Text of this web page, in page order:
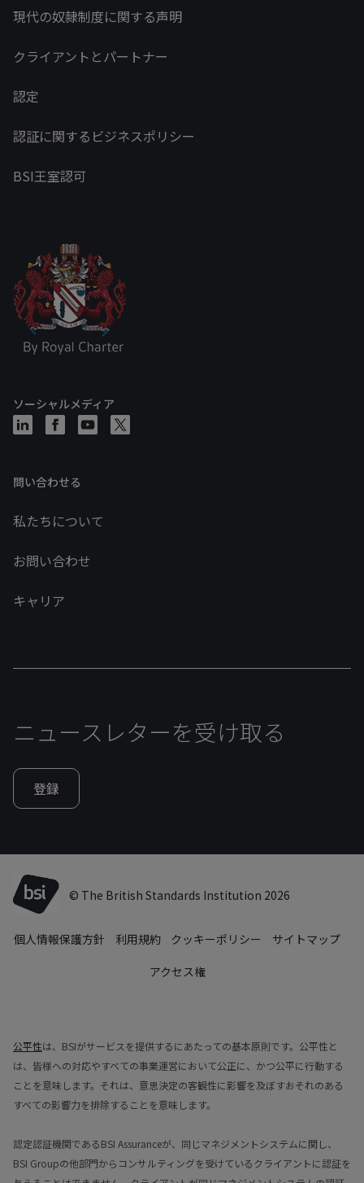
現代の奴隷制度に関する声明
クライアントとパートナー
認定
認証に関するビジネスポリシー
BSI王室認可
ソーシャルメディア
問い合わせる
私たちについて
お問い合わせ
キャリア
ニュースレターを受け取る
登録
© The British Standards Institution 2026
個人情報保護方針 利用規約 クッキーポリシー
サイトマップ
アクセス権
公平性は、BSIがサービスを提供するにあたっての基本原則です。公平性と
は、皆様への対応やすべての事業運営において公正に、かつ公平に行動する
ことを意味します。それは、意思決定の客観性に影響を及ぼすおそれのある
すべての影響力を排除することを意味します。
認定認証機関であるBSI Assuranceが、同じマネジメントシステムに関し、
BSI Groupの他部門からコンサルティングを受けているクライアントに認証を